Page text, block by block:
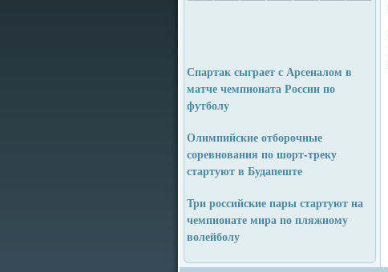
Спартак сыграет с Арсеналом в
матче чемпионата России по
футболу
Олимпийские отборочные
соревнования по шорт-треку
стартуют в Будапеште
Три российские пары стартуют на
чемпионате мира по пляжному
волейболу